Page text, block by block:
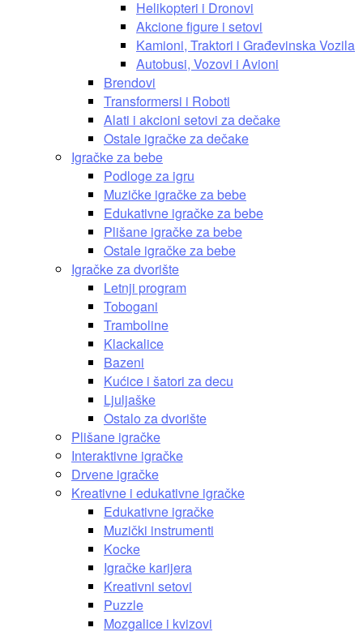
Helikopteri i Dronovi
Akcione figure i setovi
Kamioni, Traktori i Građevinska Vozila
Autobusi, Vozovi i Avioni
Brendovi
Transformersi i Roboti
Alati i akcioni setovi za dečake
Ostale igračke za dečake
Igračke za bebe
Podloge za igru
Muzičke igračke za bebe
Edukativne igračke za bebe
Plišane igračke za bebe
Ostale igračke za bebe
Igračke za dvorište
Letnji program
Tobogani
Tramboline
Klackalice
Bazeni
Kućice i šatori za decu
Ljuljaške
Ostalo za dvorište
Plišane igračke
Interaktivne igračke
Drvene igračke
Kreativne i edukativne igračke
Edukativne igračke
Muzički instrumenti
Kocke
Igračke karijera
Kreativni setovi
Puzzle
Mozgalice i kvizovi